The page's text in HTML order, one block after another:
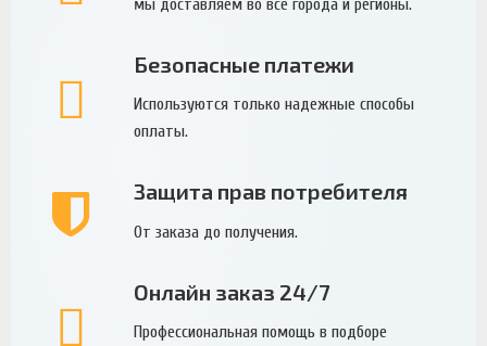
мы доставляем во все города и регионы.
Безопасные платежи
Используются только надежные способы
оплаты.
Защита прав потребителя
От заказа до получения.
Онлайн заказ 24/7
Профессиональная помощь в подборе